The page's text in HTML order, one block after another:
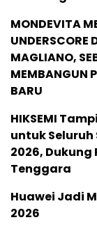
MONDEVITA
UNDERSCORE
MAGLIANO,
MEMBANGUN
BARU
HIKSEMI
untuk Seluruh
2026, Dukung
Tenggara
Huawei Jadi
2026